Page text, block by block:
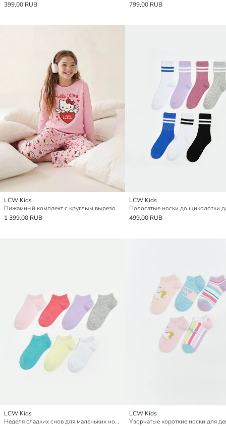
399,00 RUB
799,00 RUB
LCW Kids
Пижамный комплект с круглым вырезом и принтом Хелло Китти для девочек
1 399,00 RUB
LCW Kids
499,00 RUB
LCW Kids
Неделя сладких снов для маленьких ножек: базовые короткие носки для девочки, набор из 7.
LCW Kids